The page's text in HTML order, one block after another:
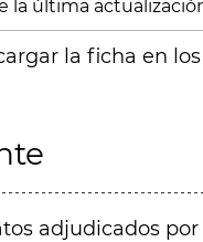
la última
la ficha en
adjudicados